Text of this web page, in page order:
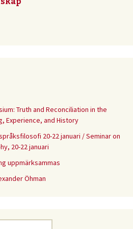
Truth and Reconciliation in the
Experience, and History
20-22 januari / Seminar on
20-22 januari
uppmärksammas
Öhman